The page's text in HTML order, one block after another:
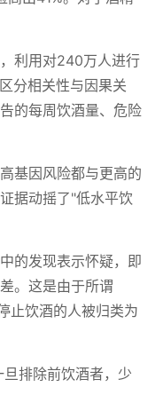
利用对240万人进行
分相关性与因果关
的每周饮酒量、危险
基因风险都与更高的
据动摇了"低水平饮
的发现表示怀疑，即
。这是由于所谓
止饮酒的人被归类为
排除前饮酒者，少